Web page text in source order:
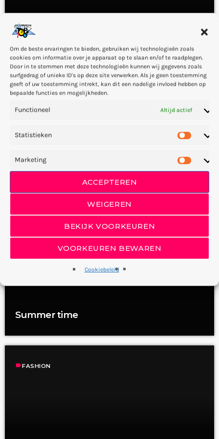
Om de beste ervaringen te bieden, gebruiken wij technologieën zoals
cookies om informatie over je apparaat op te slaan en/of te raadplegen.
Door in te stemmen met deze technologieën kunnen wij gegevens zoals
surfgedrag of unieke ID's op deze site verwerken. Als je geen toestemming
geeft of uw toestemming intrekt, kan dit een nadelige invloed hebben op
bepaalde functies en mogelijkheden.
Functioneel Altijd actief
Statistieken
Marketing
ACCEPTEREN
WEIGEREN
BEKIJK VOORKEUREN
VOORKEUREN BEWAREN
Cookiebeleid
Our Lovestory
labelDUBSTEP
The game of life
Summer time
labelFASHION